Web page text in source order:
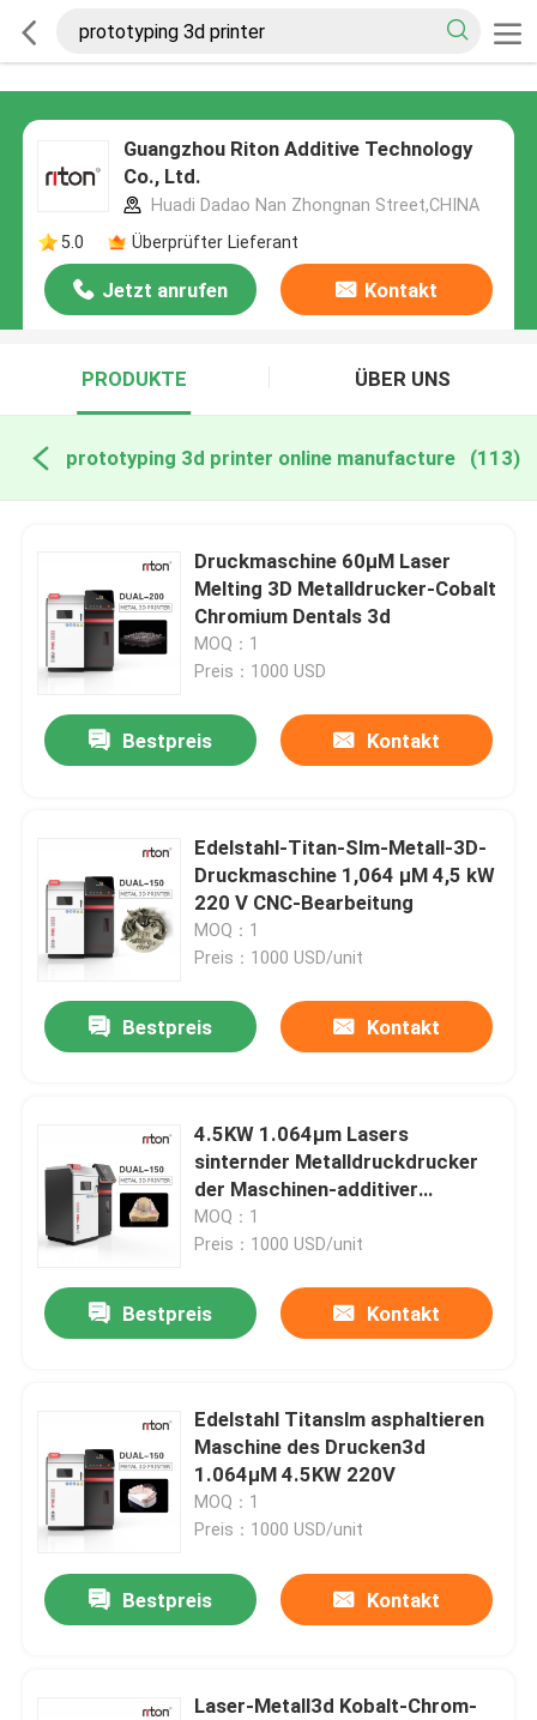
Guangzhou Riton Additive Technology
Co., Ltd.
Huadi Dadao Nan Zhongnan Street,CHINA
5.0
Überprüfter Lieferant
Jetzt anrufen Kontakt
PRODUKTE ÜBER UNS
prototyping 3d printer online manufacture (113)
Druckmaschine 60μM Laser
Melting 3D Metalldrucker-Cobalt
Chromium Dentals 3d
MOQ：1
Preis：1000 USD
Bestpreis Kontakt
Edelstahl-Titan-Slm-Metall-3D-
Druckmaschine 1,064 μM 4,5 kW
220 V CNC-Bearbeitung
MOQ：1
Preis：1000 USD/unit
Bestpreis Kontakt
4.5KW 1.064μm Lasers
sinternder Metalldruckdrucker
der Maschinen-additiver
Herstellungs-3d
MOQ：1
Preis：1000 USD/unit
Bestpreis Kontakt
Edelstahl Titanslm asphaltieren
Maschine des Drucken3d
1.064μM 4.5KW 220V
MOQ：1
Preis：1000 USD/unit
Bestpreis Kontakt
Laser-Metall3d Kobalt-Chrom-